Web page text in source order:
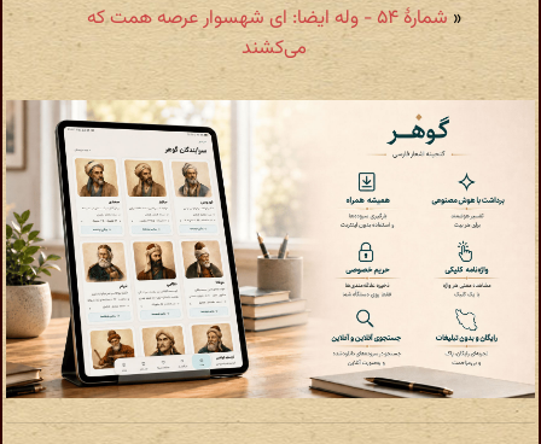
«
شمارهٔ ۵۴ - وله ایضا: ای شهسوار عرصه همت که
می‌کشند